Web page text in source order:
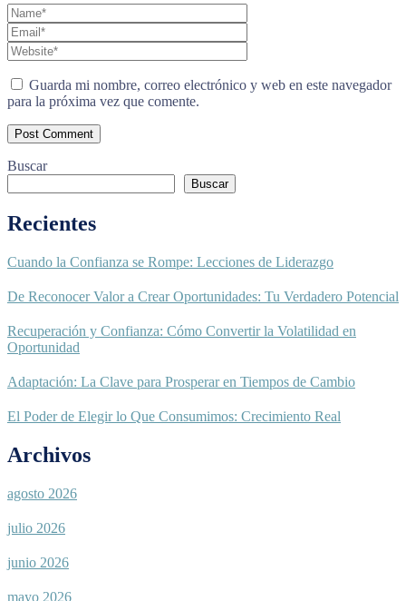
Guarda mi nombre, correo electrónico y web en este navegador
para la próxima vez que comente.
Buscar
Buscar
Recientes
Cuando la Confianza se Rompe: Lecciones de Liderazgo
De Reconocer Valor a Crear Oportunidades: Tu Verdadero Potencial
Recuperación y Confianza: Cómo Convertir la Volatilidad en
Oportunidad
Adaptación: La Clave para Prosperar en Tiempos de Cambio
El Poder de Elegir lo Que Consumimos: Crecimiento Real
Archivos
agosto 2026
julio 2026
junio 2026
mayo 2026